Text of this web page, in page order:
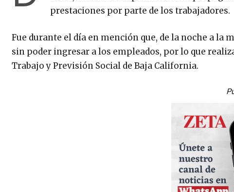
prestaciones por parte de los trabajadores.
Fue durante el día en mención que, de la noche a la
sin poder ingresar a los empleados, por lo que
Trabajo y Previsión Social de Baja California.